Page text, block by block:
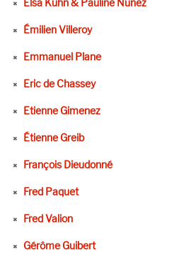
Émilien Villeroy
Emmanuel Plane
Eric de Chassey
Etienne Gimenez
Étienne Greib
François Dieudonné
Fred Paquet
Fred Valion
Gérôme Guibert